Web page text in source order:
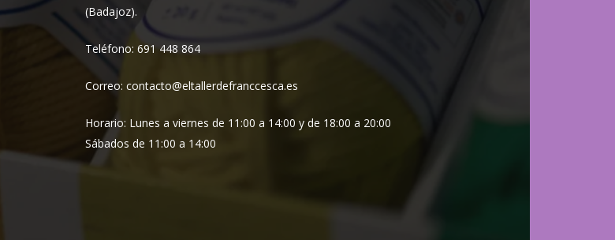
(Badajoz).
Teléfono: 691 448 864
Correo: contacto@eltallerdefranccesca.es
Horario: Lunes a viernes de 11:00 a 14:00 y de 18:00 a 20:00
Sábados de 11:00 a 14:00